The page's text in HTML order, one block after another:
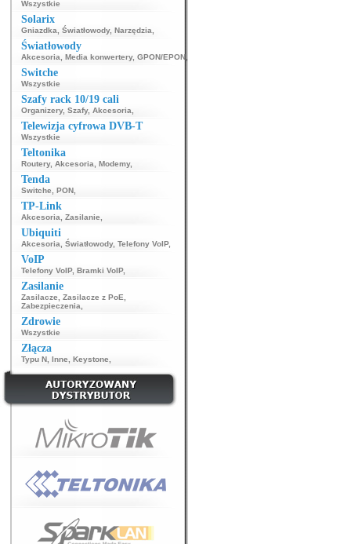
Wszystkie
Solarix
Gniazdka Światłowody, Narzędzia
Światłowody
Akcesoria Media konwertery, GPON/EPON
Switche
Wszystkie
Szafy rack 10/19 cali
Organizery, Szafy, Akcesoria
Telewizja cyfrowa DVB-T
Wszystkie
Teltonika
Routery, Akcesoria Modemy,
Tenda
Switche PON
TP-Link
Akcesoria Zasilanie
Ubiquiti
Akcesoria Światłowody, Telefony VoIP,
VoIP
Telefony VoIP, Bramki VoIP,
Zasilanie
Zasilacze Zasilacze z PoE
Zabezpieczenia
Zdrowie
Wszystkie
Złącza
Typu N Inne Keystone